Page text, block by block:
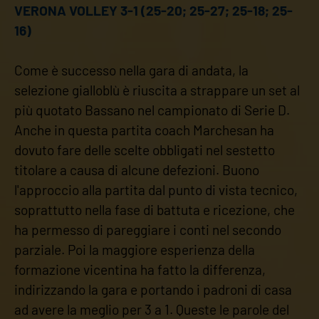
VERONA VOLLEY 3-1 (25-20; 25-27; 25-18; 25-
16)
Come è successo nella gara di andata, la
selezione gialloblù è riuscita a strappare un set al
più quotato Bassano nel campionato di Serie D.
Anche in questa partita coach Marchesan ha
dovuto fare delle scelte obbligati nel sestetto
titolare a causa di alcune defezioni. Buono
l'approccio alla partita dal punto di vista tecnico,
soprattutto nella fase di battuta e ricezione, che
ha permesso di pareggiare i conti nel secondo
parziale. Poi la maggiore esperienza della
formazione vicentina ha fatto la differenza,
indirizzando la gara e portando i padroni di casa
ad avere la meglio per 3 a 1. Queste le parole del